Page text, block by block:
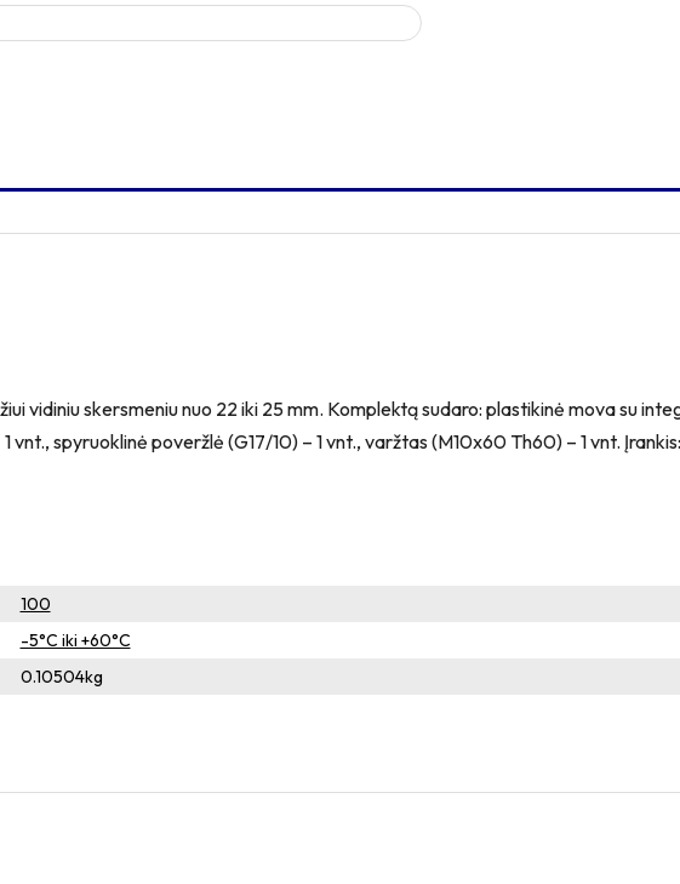
vidiniu skersmeniu nuo 22 iki 25 mm. Komplektą sudaro: plastikinė mova su
vnt., spyruoklinė poveržlė (G17/10) – 1 vnt., varžtas (M10x60 Th60) – 1 vnt.
100
-5°C iki +60°C
0.10504kg